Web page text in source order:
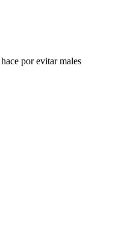
por evitar males